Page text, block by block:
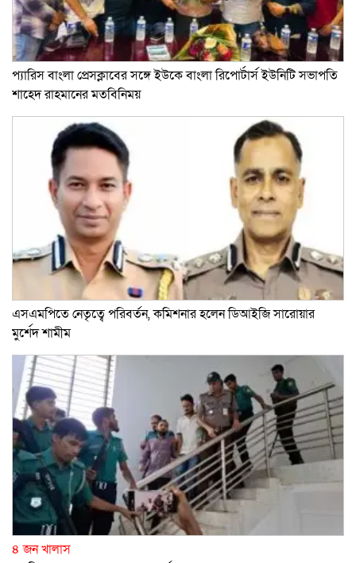
প্যারিস বাংলা প্রেসক্লাবের সঙ্গে ইউকে বাংলা রিপোর্টার্স ইউনিটি সভাপতি
শাহেদ রাহমানের মতবিনিময়
এসএমপিতে নেতৃত্বে পরিবর্তন, কমিশনার হলেন ডিআইজি সারোয়ার
মুর্শেদ শামীম
৪ জন খালাস